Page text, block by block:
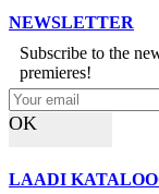
NEWSLETTER
Subscribe to the
premieres!
OK
LAADI